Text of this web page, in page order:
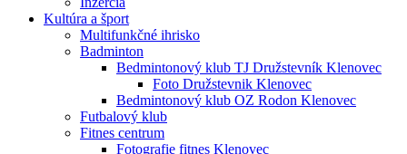
Kultúra a šport
Multifunkčné ihrisko
Badminton
Bedmintonový klub TJ Družstevník Klenovec
Foto Družstevnik Klenovec
Bedmintonový klub OZ Rodon Klenovec
Futbalový klub
Fitnes centrum
Fotografie fitnes Klenovec